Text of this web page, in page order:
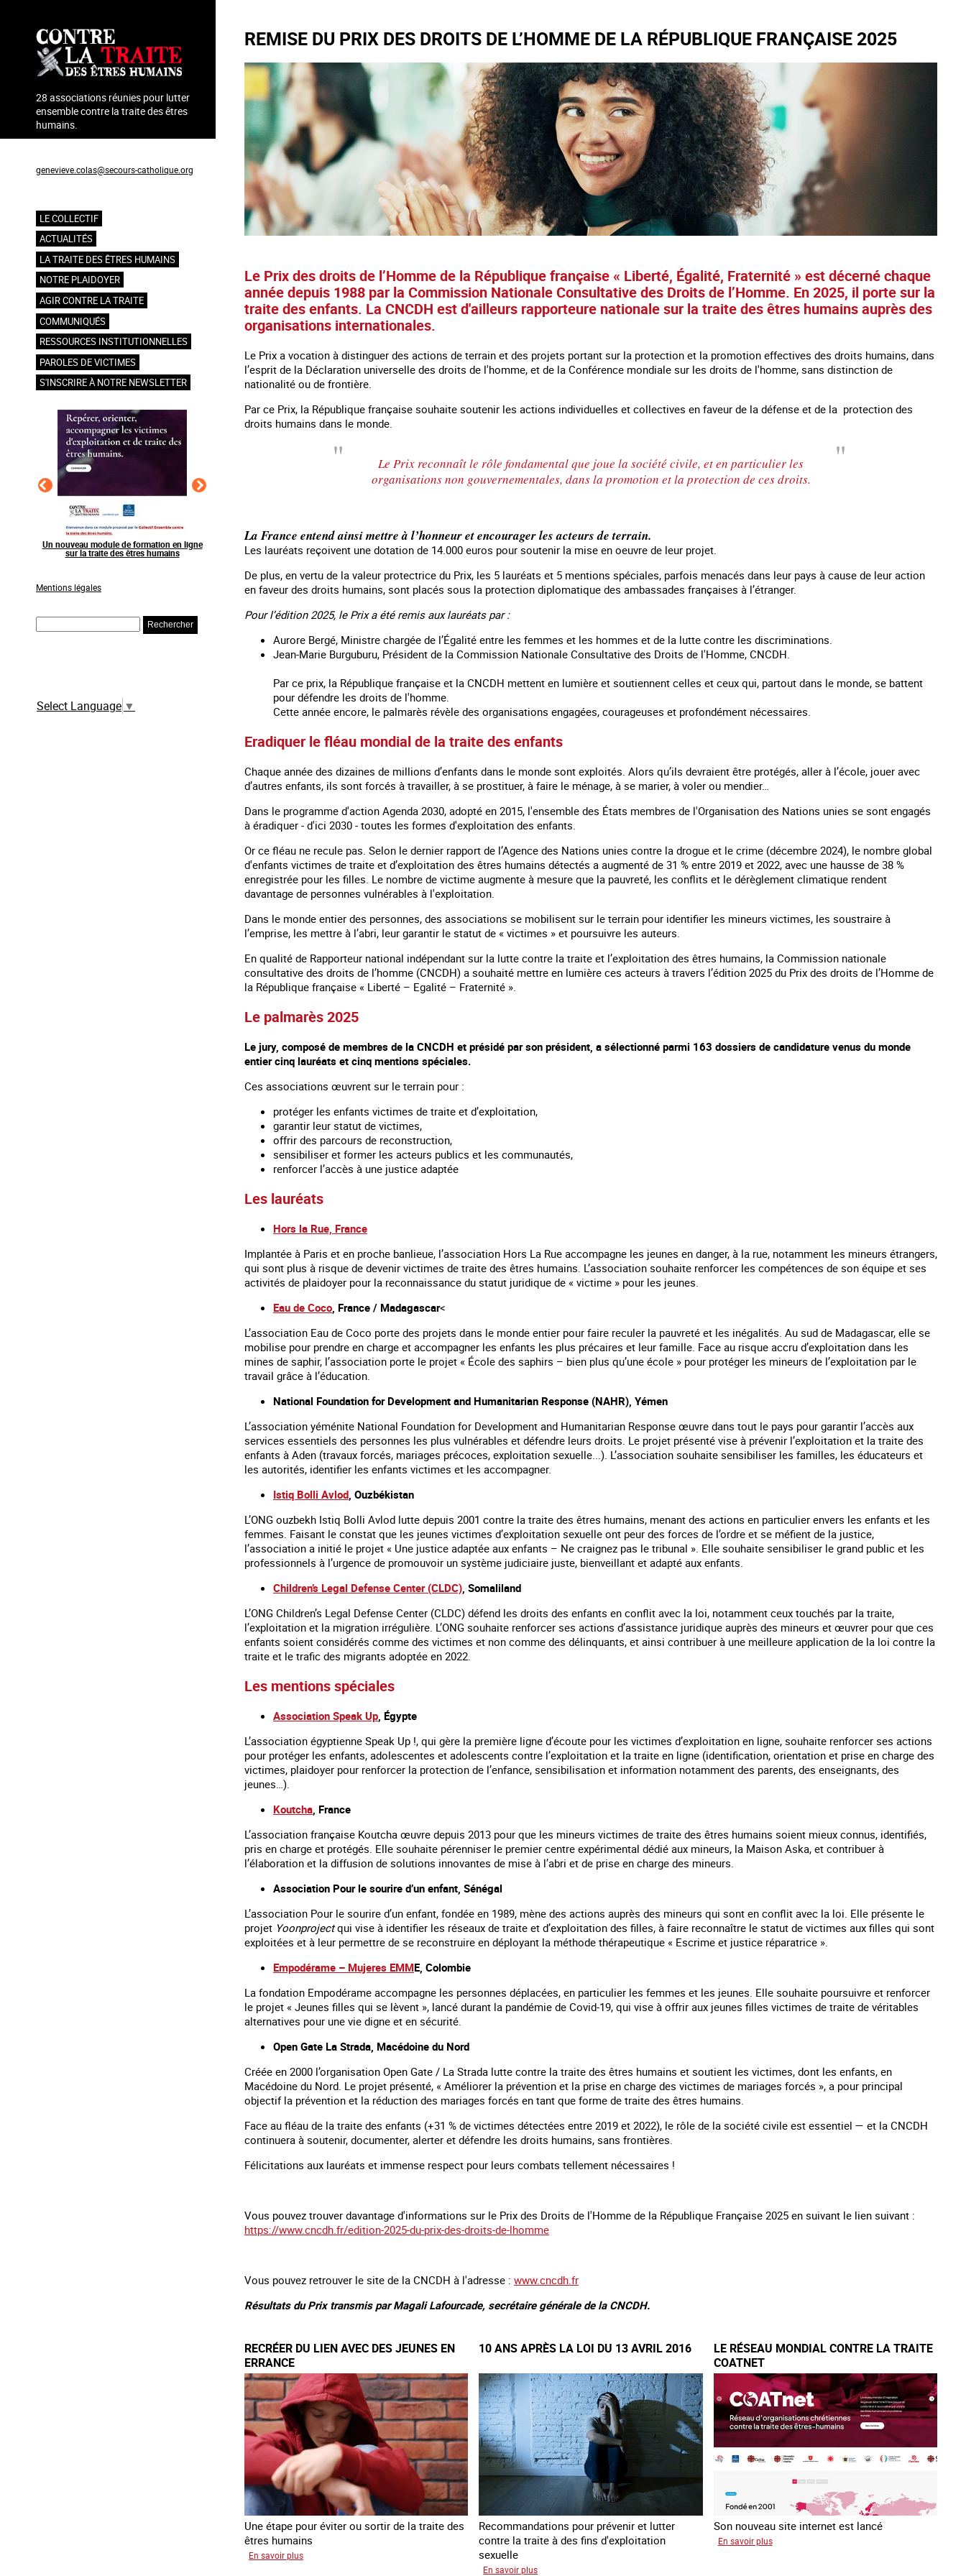
contenu
principal
28 associations réunies pour lutter
ensemble contre la traite des êtres
humains.
genevieve.colas@secours-catholique.org
Navigation
principale
LE COLLECTIF
ACTUALITÉS
LA TRAITE DES ÊTRES HUMAINS
NOTRE PLAIDOYER
AGIR CONTRE LA TRAITE
COMMUNIQUÉS
RESSOURCES INSTITUTIONNELLES
PAROLES DE VICTIMES
S'INSCRIRE À NOTRE NEWSLETTER
en ligne Raising awareness on the sidelines of major
sporting events
Agir contre l’exploitation en marge des
grands événements sportifs
Information aux personnes exilées. #Invisibles : Traite des mineurs en France
Mentions légales
Select Language ▼
REMISE DU PRIX DES DROITS DE L’HOMME DE LA RÉPUBLIQUE FRANÇAISE 2025
Le Prix des droits de l’Homme de la République française « Liberté, Égalité, Fraternité » est décerné chaque
année depuis 1988 par la Commission Nationale Consultative des Droits de l’Homme. En 2025, il porte sur la
traite des enfants. La CNCDH est d'ailleurs rapporteure nationale sur la traite des êtres humains auprès des
organisations internationales.
Le Prix a vocation à distinguer des actions de terrain et des projets portant sur la protection et la promotion effectives des droits humains, dans
l’esprit de la Déclaration universelle des droits de l'homme, et de la Conférence mondiale sur les droits de l'homme, sans distinction de
nationalité ou de frontière.
Par ce Prix, la République française souhaite soutenir les actions individuelles et collectives en faveur de la défense et de la protection des
droits humains dans le monde.
Le Prix reconnaît le rôle fondamental que joue la société civile, et en particulier les
organisations non gouvernementales, dans la promotion et la protection de ces droits.
La France entend ainsi mettre à l’honneur et encourager les acteurs de terrain.
Les lauréats reçoivent une dotation de 14.000 euros pour soutenir la mise en oeuvre de leur projet.
De plus, en vertu de la valeur protectrice du Prix, les 5 lauréats et 5 mentions spéciales, parfois menacés dans leur pays à cause de leur action
en faveur des droits humains, sont placés sous la protection diplomatique des ambassades françaises à l’étranger.
Pour l’édition 2025, le Prix a été remis aux lauréats par :
Aurore Bergé, Ministre chargée de l’Égalité entre les femmes et les hommes et de la lutte contre les discriminations.
Jean-Marie Burguburu, Président de la Commission Nationale Consultative des Droits de l'Homme, CNCDH.
Par ce prix, la République française et la CNCDH mettent en lumière et soutiennent celles et ceux qui, partout dans le monde, se battent
pour défendre les droits de l'homme.
Cette année encore, le palmarès révèle des organisations engagées, courageuses et profondément nécessaires.
Eradiquer le fléau mondial de la traite des enfants
Chaque année des dizaines de millions d’enfants dans le monde sont exploités. Alors qu’ils devraient être protégés, aller à l’école, jouer avec
d’autres enfants, ils sont forcés à travailler, à se prostituer, à faire le ménage, à se marier, à voler ou mendier…
Dans le programme d'action Agenda 2030, adopté en 2015, l'ensemble des États membres de l'Organisation des Nations unies se sont engagés
à éradiquer - d'ici 2030 - toutes les formes d'exploitation des enfants.
Or ce fléau ne recule pas. Selon le dernier rapport de l’Agence des Nations unies contre la drogue et le crime (décembre 2024), le nombre global
d'enfants victimes de traite et d’exploitation des êtres humains détectés a augmenté de 31 % entre 2019 et 2022, avec une hausse de 38 %
enregistrée pour les filles. Le nombre de victime augmente à mesure que la pauvreté, les conflits et le dérèglement climatique rendent
davantage de personnes vulnérables à l'exploitation.
Dans le monde entier des personnes, des associations se mobilisent sur le terrain pour identifier les mineurs victimes, les soustraire à
l’emprise, les mettre à l’abri, leur garantir le statut de « victimes » et poursuivre les auteurs.
En qualité de Rapporteur national indépendant sur la lutte contre la traite et l’exploitation des êtres humains, la Commission nationale
consultative des droits de l’homme (CNCDH) a souhaité mettre en lumière ces acteurs à travers l’édition 2025 du Prix des droits de l’Homme de
la République française « Liberté – Egalité – Fraternité ».
Le palmarès 2025
Le jury, composé de membres de la CNCDH et présidé par son président, a sélectionné parmi 163 dossiers de candidature venus du monde
entier cinq lauréats et cinq mentions spéciales.
Ces associations œuvrent sur le terrain pour :
protéger les enfants victimes de traite et d’exploitation,
garantir leur statut de victimes,
offrir des parcours de reconstruction,
sensibiliser et former les acteurs publics et les communautés,
renforcer l’accès à une justice adaptée
Les lauréats
Hors la Rue, France
Implantée à Paris et en proche banlieue, l’association Hors La Rue accompagne les jeunes en danger, à la rue, notamment les mineurs étrangers,
qui sont plus à risque de devenir victimes de traite des êtres humains. L’association souhaite renforcer les compétences de son équipe et ses
activités de plaidoyer pour la reconnaissance du statut juridique de « victime » pour les jeunes.
Eau de Coco, France / Madagascar<
L’association Eau de Coco porte des projets dans le monde entier pour faire reculer la pauvreté et les inégalités. Au sud de Madagascar, elle se
mobilise pour prendre en charge et accompagner les enfants les plus précaires et leur famille. Face au risque accru d’exploitation dans les
mines de saphir, l’association porte le projet « École des saphirs – bien plus qu’une école » pour protéger les mineurs de l’exploitation par le
travail grâce à l’éducation.
National Foundation for Development and Humanitarian Response (NAHR), Yémen
L’association yéménite National Foundation for Development and Humanitarian Response œuvre dans tout le pays pour garantir l’accès aux
services essentiels des personnes les plus vulnérables et défendre leurs droits. Le projet présenté vise à prévenir l’exploitation et la traite des
enfants à Aden (travaux forcés, mariages précoces, exploitation sexuelle...). L’association souhaite sensibiliser les familles, les éducateurs et
les autorités, identifier les enfants victimes et les accompagner.
Istiq Bolli Avlod, Ouzbékistan
L’ONG ouzbekh Istiq Bolli Avlod lutte depuis 2001 contre la traite des êtres humains, menant des actions en particulier envers les enfants et les
femmes. Faisant le constat que les jeunes victimes d’exploitation sexuelle ont peur des forces de l’ordre et se méfient de la justice,
l’association a initié le projet « Une justice adaptée aux enfants – Ne craignez pas le tribunal ». Elle souhaite sensibiliser le grand public et les
professionnels à l’urgence de promouvoir un système judiciaire juste, bienveillant et adapté aux enfants.
Children’s Legal Defense Center (CLDC), Somaliland
L’ONG Children’s Legal Defense Center (CLDC) défend les droits des enfants en conflit avec la loi, notamment ceux touchés par la traite,
l’exploitation et la migration irrégulière. L’ONG souhaite renforcer ses actions d’assistance juridique auprès des mineurs et œuvrer pour que ces
enfants soient considérés comme des victimes et non comme des délinquants, et ainsi contribuer à une meilleure application de la loi contre la
traite et le trafic des migrants adoptée en 2022.
Les mentions spéciales
Association Speak Up, Égypte
L’association égyptienne Speak Up !, qui gère la première ligne d’écoute pour les victimes d’exploitation en ligne, souhaite renforcer ses actions
pour protéger les enfants, adolescentes et adolescents contre l’exploitation et la traite en ligne (identification, orientation et prise en charge des
victimes, plaidoyer pour renforcer la protection de l’enfance, sensibilisation et information notamment des parents, des enseignants, des
jeunes…).
Koutcha, France
L’association française Koutcha œuvre depuis 2013 pour que les mineurs victimes de traite des êtres humains soient mieux connus, identifiés,
pris en charge et protégés. Elle souhaite pérenniser le premier centre expérimental dédié aux mineurs, la Maison Aska, et contribuer à
l’élaboration et la diffusion de solutions innovantes de mise à l’abri et de prise en charge des mineurs.
Association Pour le sourire d’un enfant, Sénégal
L’association Pour le sourire d’un enfant, fondée en 1989, mène des actions auprès des mineurs qui sont en conflit avec la loi. Elle présente le
projet Yoonprojectqui vise à identifier les réseaux de traite et d’exploitation des filles, à faire reconnaître le statut de victimes aux filles qui sont
exploitées et à leur permettre de se reconstruire en déployant la méthode thérapeutique « Escrime et justice réparatrice ».
Empodérame – Mujeres EMME, Colombie
La fondation Empodérame accompagne les personnes déplacées, en particulier les femmes et les jeunes. Elle souhaite poursuivre et renforcer
le projet « Jeunes filles qui se lèvent », lancé durant la pandémie de Covid-19, qui vise à offrir aux jeunes filles victimes de traite de véritables
alternatives pour une vie digne et en sécurité.
Open Gate La Strada, Macédoine du Nord
Créée en 2000 l’organisation Open Gate / La Strada lutte contre la traite des êtres humains et soutient les victimes, dont les enfants, en
Macédoine du Nord. Le projet présenté, « Améliorer la prévention et la prise en charge des victimes de mariages forcés », a pour principal
objectif la prévention et la réduction des mariages forcés en tant que forme de traite des êtres humains.
Face au fléau de la traite des enfants (+31 % de victimes détectées entre 2019 et 2022), le rôle de la société civile est essentiel — et la CNCDH
continuera à soutenir, documenter, alerter et défendre les droits humains, sans frontières.
Félicitations aux lauréats et immense respect pour leurs combats tellement nécessaires !
Vous pouvez trouver davantage d'informations sur le Prix des Droits de l'Homme de la République Française 2025 en suivant le lien suivant :
https://www.cncdh.fr/edition-2025-du-prix-des-droits-de-lhomme
Vous pouvez retrouver le site de la CNCDH à l'adresse : www.cncdh.fr
Résultats du Prix transmis par Magali Lafourcade, secrétaire générale de la CNCDH.
RECRÉER DU LIEN AVEC DES JEUNES EN
ERRANCE
Une étape pour éviter ou sortir de la traite des
êtres humains
En savoir plus
10 ANS APRÈS LA LOI DU 13 AVRIL 2016
Recommandations pour prévenir et lutter
contre la traite à des fins d'exploitation
sexuelle
En savoir plus
LE RÉSEAU MONDIAL CONTRE LA TRAITE
COATNET
Son nouveau site internet est lancé
En savoir plussur